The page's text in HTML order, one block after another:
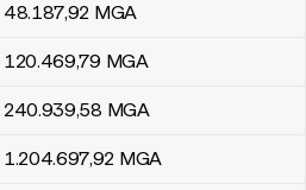
48.187,92 MGA
120.469,79 MGA
240.939,58 MGA
1.204.697,92 MGA